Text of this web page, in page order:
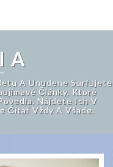
A Unudene Surfujete
Články, Ktoré
Nájdete Ich V
Čítať Vždy A Všade.